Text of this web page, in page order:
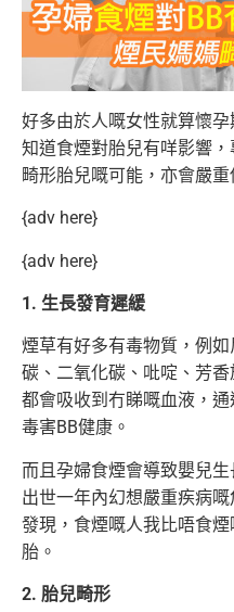
好多由於人嘅女性就算懷
知道食煙對胎兒有咩影響
畸形胎兒嘅可能，亦會嚴
{adv here}
{adv here}
1. 生長發育遲緩
煙草有好多有毒物質，例
碳、二氧化碳、吡啶、芳
都會吸收到冇睇嘅血液，
毒害BB健康。
而且孕婦食煙會導致嬰兒
出世一年內幻想嚴重疾病
發現，食煙嘅人我比唔食
胎。
2. 胎兒畸形